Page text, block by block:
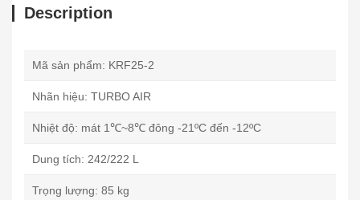
Description
Mã sản phẩm: KRF25-2
Nhãn hiệu: TURBO AIR
Nhiệt độ: mát 1℃~8℃ đông -21ºC đến -12ºC
Dung tích: 242/222 L
Trọng lượng: 85 kg